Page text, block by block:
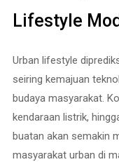
Lifestyle
Urban lifestyle
seiring kemajuan
budaya masyarakat.
kendaraan listrik,
buatan akan semakin
masyarakat urban di